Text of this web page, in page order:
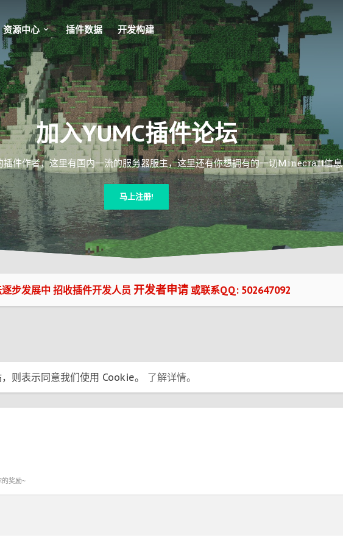
资源中心 插件数据 开发构建
加入YUMC插件论坛
插件作者，这里有国内一流的服务器服主，这里还有你想拥有的一切Minecraft信息
马上注册!
步发展中 招收插件开发人员 开发者申请 或联系QQ: 502647092
则表示同意我们使用 Cookie。 了解详情。
奖励~